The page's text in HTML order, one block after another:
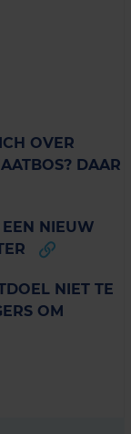
OVER
DAAR
EEN NIEUW
NIET TE
OM